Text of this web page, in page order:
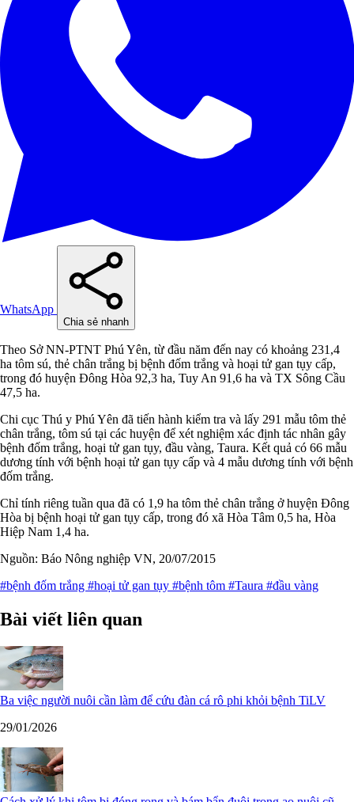
WhatsApp
Chia sẻ nhanh
Theo Sở NN-PTNT Phú Yên, từ đầu năm đến nay có khoảng 231,4
ha tôm sú, thẻ chân trắng bị bệnh đốm trắng và hoại tử gan tụy cấp,
trong đó huyện Đông Hòa 92,3 ha, Tuy An 91,6 ha và TX Sông Cầu
47,5 ha.
Chi cục Thú y Phú Yên đã tiến hành kiểm tra và lấy 291 mẫu tôm thẻ
chân trắng, tôm sú tại các huyện để xét nghiệm xác định tác nhân gây
bệnh đốm trắng, hoại tử gan tụy, đầu vàng, Taura. Kết quả có 66 mẫu
dương tính với bệnh hoại tử gan tụy cấp và 4 mẫu dương tính với bệnh
đốm trắng.
Chỉ tính riêng tuần qua đã có 1,9 ha tôm thẻ chân trắng ở huyện Đông
Hòa bị bệnh hoại tử gan tụy cấp, trong đó xã Hòa Tâm 0,5 ha, Hòa
Hiệp Nam 1,4 ha.
Nguồn: Báo Nông nghiệp VN, 20/07/2015
#bệnh đốm trắng #hoại tử gan tụy #bệnh tôm #Taura #đầu vàng
Bài viết liên quan
Ba việc người nuôi cần làm để cứu đàn cá rô phi khỏi bệnh TiLV
29/01/2026